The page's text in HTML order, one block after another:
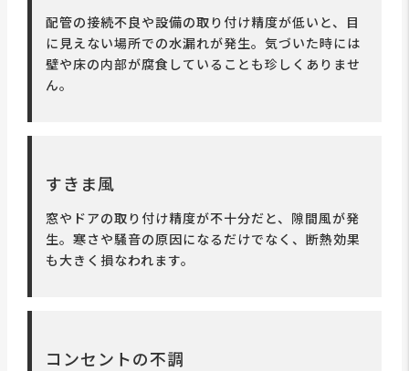
配管の接続不良や設備の取り付け精度が低いと、目
に見えない場所での水漏れが発生。気づいた時には
壁や床の内部が腐食していることも珍しくありませ
ん。
すきま風
窓やドアの取り付け精度が不十分だと、隙間風が発
生。寒さや騒音の原因になるだけでなく、断熱効果
も大きく損なわれます。
コンセントの不調